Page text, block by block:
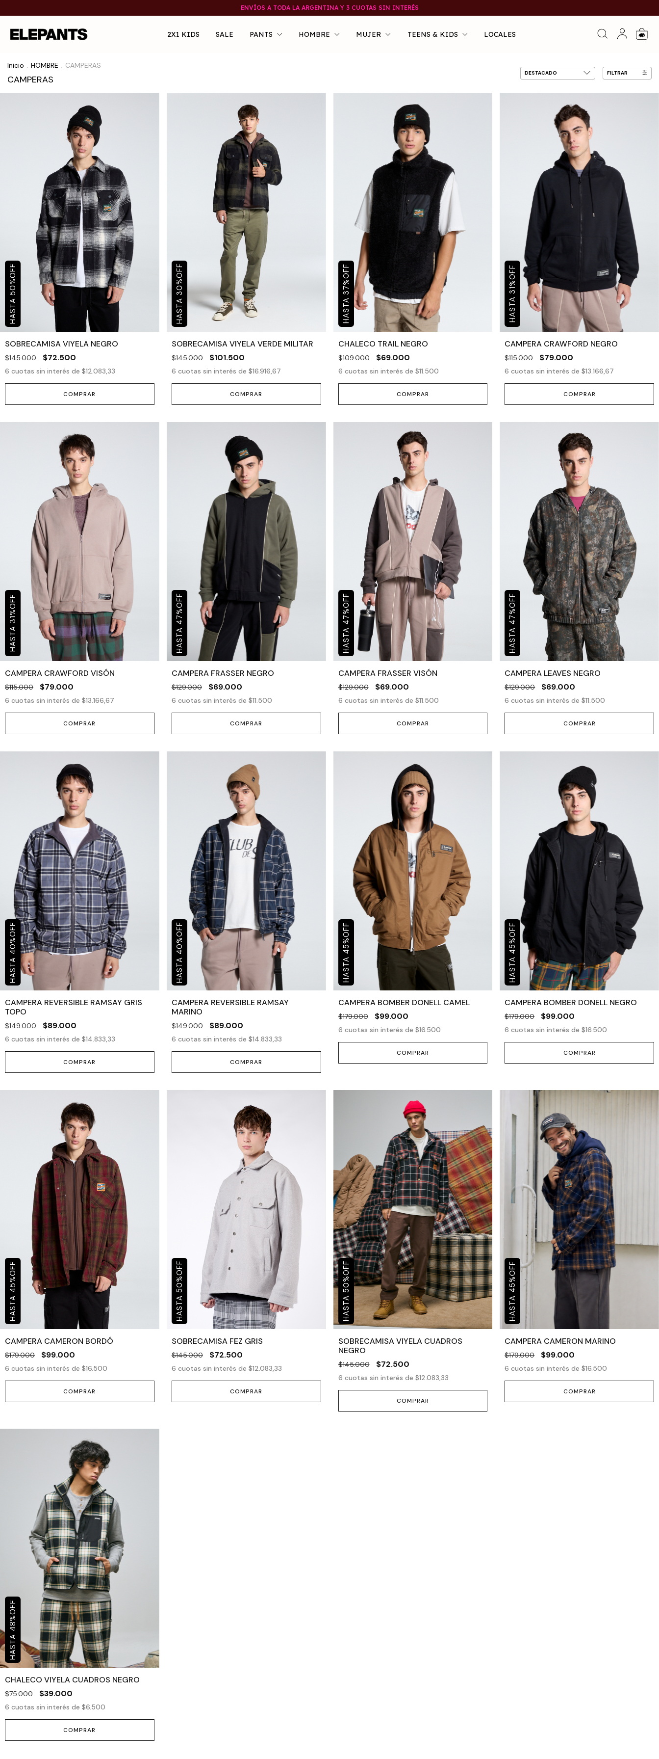
ENVÍOS A TODA LA ARGENTINA Y 3 CUOTAS SIN INTERÉS
2X1 KIDS SALE PANTS HOMBRE MUJER TEENS & KIDS LOCALES 0
Inicio HOMBRE CAMPERAS
CAMPERAS
FILTRAR
50
%
OFF
SOBRECAMISA VIYELA NEGRO
$145.000 $72.500
6 cuotas sin interés de $12.083,33
COMPRAR
30
%
OFF
SOBRECAMISA VIYELA VERDE MILITAR
$145.000 $101.500
6 cuotas sin interés de $16.916,67
COMPRAR
37
%
OFF
CHALECO TRAIL NEGRO
$109.000 $69.000
6 cuotas sin interés de $11.500
COMPRAR
31
%
OFF
CAMPERA CRAWFORD NEGRO
$115.000 $79.000
6 cuotas sin interés de$13.166,67
COMPRAR
31
%
OFF
CAMPERA CRAWFORD VISÓN
$115.000 $79.000
6 cuotas sin interés de $13.166,67
COMPRAR
47
%
OFF
CAMPERA FRASSER NEGRO
$129.000 $69.000
6 cuotas sin interés de $11.500
COMPRAR
47
%
OFF
CAMPERA FRASSER VISÓN
$129.000 $69.000
6 cuotas sin interés de $11.500
COMPRAR
47
%
OFF
CAMPERA LEAVES NEGRO
$129.000 $69.000
6 cuotas sin interés de$11.500
COMPRAR
40
%
OFF
CAMPERA REVERSIBLE RAMSAY GRIS
TOPO
$149.000 $89.000
6 cuotas sin interés de $14.833,33
COMPRAR
40
%
OFF
CAMPERA REVERSIBLE RAMSAY
MARINO
$149.000 $89.000
6 cuotas sin interés de $14.833,33
COMPRAR
45
%
OFF
CAMPERA BOMBER DONELL CAMEL
$179.000 $99.000
6 cuotas sin interés de $16.500
COMPRAR
45
%
OFF
CAMPERA BOMBER DONELL NEGRO
$179.000 $99.000
6 cuotas sin interés de$16.500
COMPRAR
45
%
OFF
CAMPERA CAMERON BORDÓ
$179.000 $99.000
6 cuotas sin interés de $16.500
COMPRAR
50
%
OFF
SOBRECAMISA FEZ GRIS
$145.000 $72.500
6 cuotas sin interés de $12.083,33
COMPRAR
50
%
OFF
SOBRECAMISA VIYELA CUADROS
NEGRO
$145.000 $72.500
6 cuotas sin interés de $12.083,33
COMPRAR
45
%
OFF
CAMPERA CAMERON MARINO
$179.000 $99.000
6 cuotas sin interés de$16.500
COMPRAR
48
%
OFF
CHALECO VIYELA CUADROS NEGRO
$75.000 $39.000
6 cuotas sin interés de $6.500
COMPRAR